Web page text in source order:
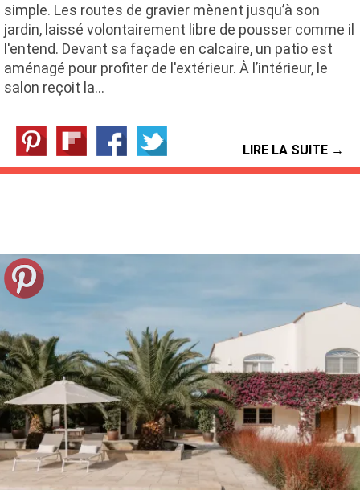
simple. Les routes de gravier mènent jusqu’à son
jardin, laissé volontairement libre de pousser comme il
l'entend. Devant sa façade en calcaire, un patio est
aménagé pour profiter de l'extérieur. À l’intérieur, le
salon reçoit la…
LIRE LA SUITE →